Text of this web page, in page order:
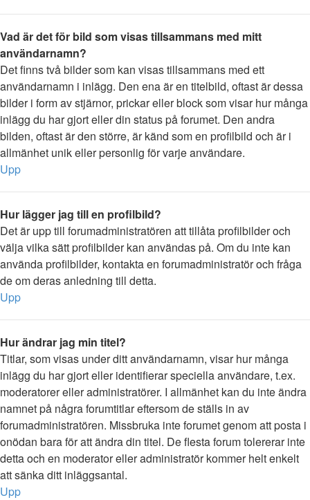
Vad är det för bild som visas tillsammans med mitt
användarnamn?
Det finns två bilder som kan visas tillsammans med ett
användarnamn i inlägg. Den ena är en titelbild, oftast är dessa
bilder i form av stjärnor, prickar eller block som visar hur många
inlägg du har gjort eller din status på forumet. Den andra
bilden, oftast är den större, är känd som en profilbild och är i
allmänhet unik eller personlig för varje användare.
Upp
Hur lägger jag till en profilbild?
Det är upp till forumadministratören att tillåta profilbilder och
välja vilka sätt profilbilder kan användas på. Om du inte kan
använda profilbilder, kontakta en forumadministratör och fråga
de om deras anledning till detta.
Upp
Hur ändrar jag min titel?
Titlar, som visas under ditt användarnamn, visar hur många
inlägg du har gjort eller identifierar speciella användare, t.ex.
moderatorer eller administratörer. I allmänhet kan du inte ändra
namnet på några forumtitlar eftersom de ställs in av
forumadministratören. Missbruka inte forumet genom att posta i
onödan bara för att ändra din titel. De flesta forum tolererar inte
detta och en moderator eller administratör kommer helt enkelt
att sänka ditt inläggsantal.
Upp